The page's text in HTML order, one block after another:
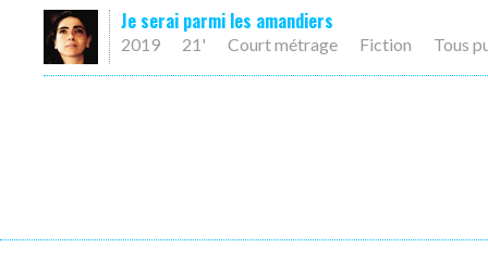
Je serai parmi les amandiers
2019 21' Court métrage Fiction Tous